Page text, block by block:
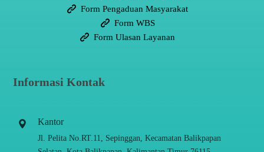
Form Pengaduan Masyarakat
Form WBS
Form Ulasan Layanan
Informasi Kontak
Kantor
Jl. Pelita No.RT.11, Sepinggan, Kecamatan Balikpapan